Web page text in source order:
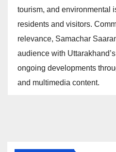
tourism, and environmental
residents and visitors.
relevance, Samachar
audience with
ongoing developments
and multimedia content.